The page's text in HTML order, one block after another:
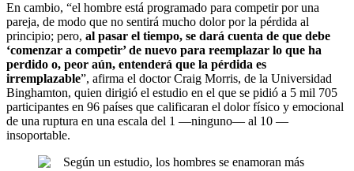
En cambio, “el hombre está programado para competir por una
pareja, de modo que no sentirá mucho dolor por la pérdida al
principio; pero, al pasar el tiempo, se dará cuenta de que debe
‘comenzar a competir’ de nuevo para reemplazar lo que ha
perdido o, peor aún, entenderá que la pérdida es
irremplazable”, afirma el doctor Craig Morris, de la Universidad
Binghamton, quien dirigió el estudio en el que se pidió a 5 mil 705
participantes en 96 países que calificaran el dolor físico y emocional
de una ruptura en una escala del 1 —ninguno— al 10 —
insoportable.